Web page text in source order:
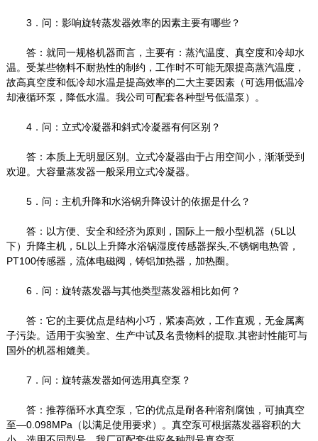
3．问：影响旋转蒸发器效率的因素主要有哪些？
答：就同一规格机器而言，主要有：蒸汽温度、真空度和冷却水
温。受某些物料不耐热性的制约，工作时不可能无限提高蒸汽温度，
故高真空度和低冷却水温是提高效率的二大主要因素（可选用低温冷
却液循环泵，降低水温。我公司可配套各种型号低温泵）。
4．问：立式冷凝器和斜式冷凝器有何区别？
答：本质上无明显区别。立式冷凝器由于占用空间小，渐渐受到
欢迎。大容量蒸发器一般采用立式冷凝器。
5．问：主机升降和水浴锅升降设计的依据是什么？
答：以方便、安全和经济为原则，国际上一般小型机器（5L以
下）升降主机，5L以上升降水浴锅湿度传感器探头,不锈钢电热管，
PT100传感器，流体电磁阀，铸铝加热器，加热圈。
6．问：旋转蒸发器与其他类型蒸发器相比如何？
答：它的主要优点是结构小巧，紧凑高效，工作直观，无金属离
子污染。适用于实验室、生产中试及名贵物料的提取.其密封性能可与
国外的机器相媲美。
7．问：旋转蒸发器如何选用真空泵？
答：推荐循环水真空泵，它的优点是耐各种溶剂腐蚀，可抽真空
至—0.098MPa（以满足使用要求）。真空泵可根据蒸发器容积的大